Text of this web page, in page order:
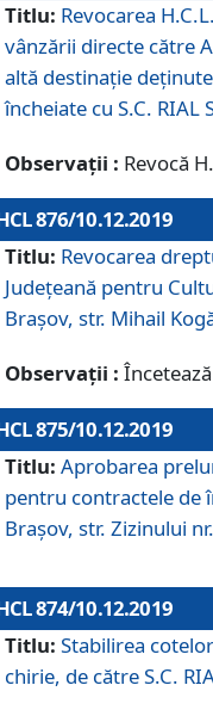
Titlu: Revocarea
vânzării directe către
altă destinație
încheiate cu S.C. RIAL
Observații : Revocă
876/10.12.2019
Titlu: Revocarea
Judeţeană pentru
Braşov, str. Mihail
Observații :
875/10.12.2019
Titlu: Aprobarea
pentru contractele de
Braşov, str. Zizinului
874/10.12.2019
Titlu: Stabilirea
chirie, de către S.C.